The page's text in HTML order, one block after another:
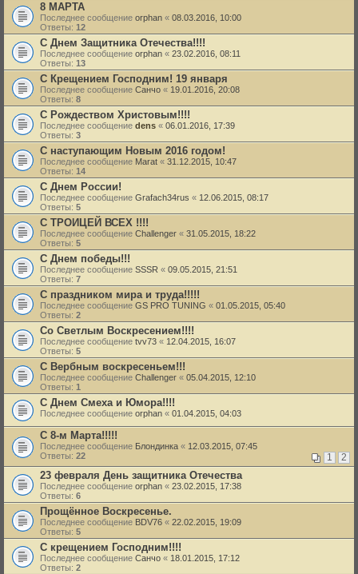
8 МАРТА
Последнее сообщение orphan « 08.03.2016, 10:00
Ответы: 12
С Днем Защитника Отечества!!!!
Последнее сообщение orphan « 23.02.2016, 08:11
Ответы: 13
С Крещением Господним! 19 января
Последнее сообщение Санчо « 19.01.2016, 20:08
Ответы: 8
С Рождеством Христовым!!!!
Последнее сообщение dens « 06.01.2016, 17:39
Ответы: 3
С наступающим Новым 2016 годом!
Последнее сообщение Marat « 31.12.2015, 10:47
Ответы: 14
С Днем России!
Последнее сообщение Grafach34rus « 12.06.2015, 08:17
Ответы: 5
C ТРОИЦЕЙ ВСЕХ !!!!
Последнее сообщение Challenger « 31.05.2015, 18:22
Ответы: 5
С Днем победы!!!
Последнее сообщение SSSR « 09.05.2015, 21:51
Ответы: 7
С праздником мира и труда!!!!!
Последнее сообщение GS PRO TUNING « 01.05.2015, 05:40
Ответы: 2
Со Светлым Воскресением!!!!
Последнее сообщение tvv73 « 12.04.2015, 16:07
Ответы: 5
С Вербным воскресеньем!!!
Последнее сообщение Challenger « 05.04.2015, 12:10
Ответы: 1
С Днем Смеха и Юмора!!!!
Последнее сообщение orphan « 01.04.2015, 04:03
С 8-м Марта!!!!!
Последнее сообщение Блондинка « 12.03.2015, 07:45
Ответы: 22 1 2
23 февраля День защитника Отечества
Последнее сообщение orphan « 23.02.2015, 17:38
Ответы: 6
Прощённое Воскресенье.
Последнее сообщение BDV76 « 22.02.2015, 19:09
Ответы: 5
С крещением Господним!!!!
Последнее сообщение Санчо « 18.01.2015, 17:12
Ответы: 2